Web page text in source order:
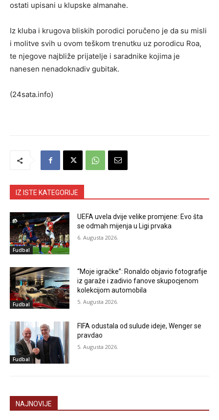
ostati upisani u klupske almanahe.
Iz kluba i krugova bliskih porodici poručeno je da su misli
i molitve svih u ovom teškom trenutku uz porodicu Roa,
te njegove najbliže prijatelje i saradnike kojima je
nanesen nenadoknadiv gubitak.
(24sata.info)
IZ ISTE KATEGORIJE
Fudbal
UEFA uvela dvije velike promjene: Evo šta
se odmah mijenja u Ligi prvaka
6. Augusta 2026.
Fudbal
“Moje igračke”: Ronaldo objavio fotografije
iz garaže i zadivio fanove skupocjenom
kolekcijom automobila
5. Augusta 2026.
Fudbal
FIFA odustala od sulude ideje, Wenger se
pravdao
5. Augusta 2026.
NAJNOVIJE